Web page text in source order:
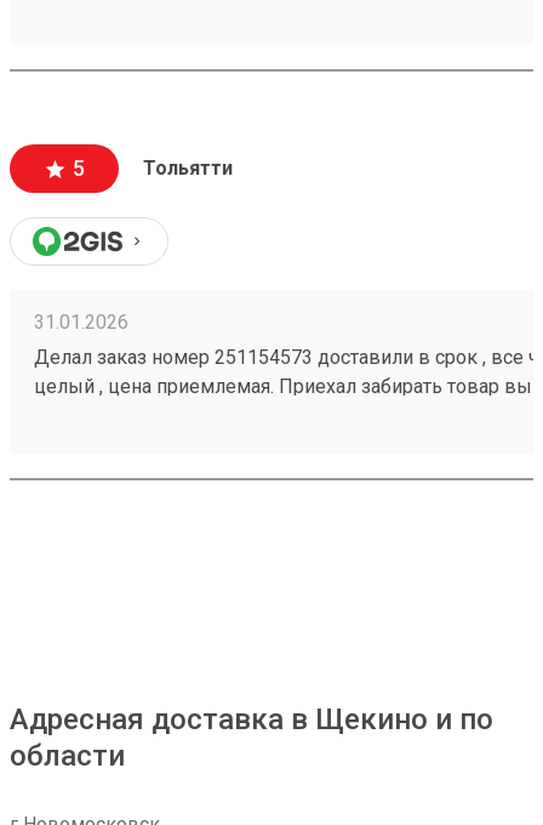
5 Тольятти
31.01.2026
Делал заказ номер 251154573 доставили в срок , все
целый , цена приемлемая. Приехал забирать товар
Адресная доставка в Щекино и по
области